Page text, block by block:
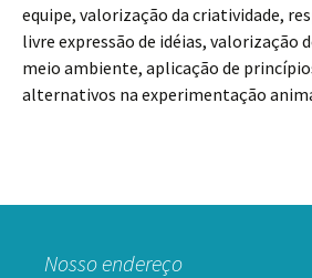
equipe, valorização da criatividade,
livre expressão de idéias, valorização
meio ambiente, aplicação de
alternativos na experimentação
Nosso endereço